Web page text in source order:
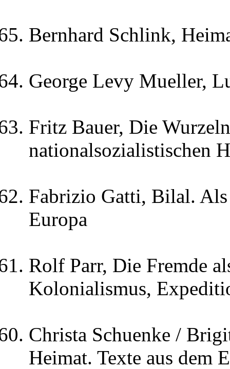
Bernhard Schlink,
George Levy Mueller,
Fritz Bauer, Die
nationalsozialistischen
Fabrizio Gatti, Bilal.
Europa
Rolf Parr, Die Fremde
Kolonialismus,
Christa Schuenke /
Heimat. Texte aus dem